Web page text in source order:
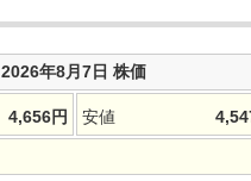
2026年8月7日 株価
4,656円 安値